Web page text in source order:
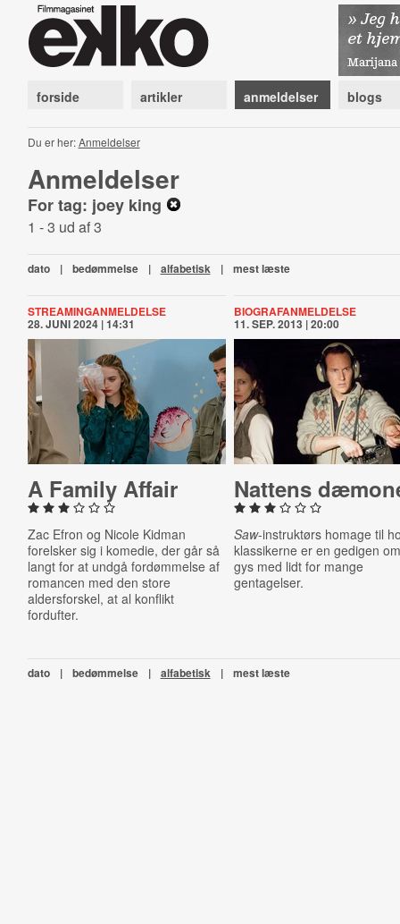
forside artikler anmeldelser blogs
Du er her:Anmeldelser
Anmeldelser
For tag: joey king
1 - 3 ud af 3
dato | bedømmelse | alfabetisk | mest læste
STREAMINGANMELDELSE
28. JUNI 2024 | 14:31
A Family Affair
Zac Efron og Nicole Kidman
forelsker sig i komedie, der går så
langt for at undgå fordømmelse af
romancen med den store
aldersforskel, at al konflikt
fordufter.
BIOGRAFANMELDELSE
11. SEP. 2013 | 20:00
Nattens
Saw-instruktørs homage til
klassikerne er en gedigen
gys med lidt for mange
gentagelser.
dato | bedømmelse | alfabetisk | mest læste